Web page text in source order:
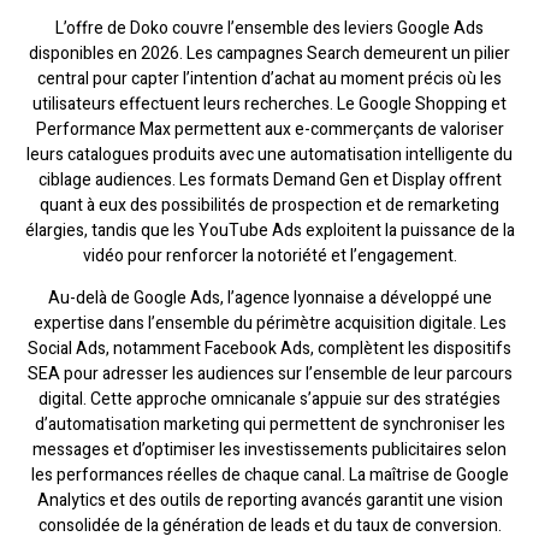
L’offre de Doko couvre l’ensemble des leviers Google Ads
disponibles en 2026. Les campagnes Search demeurent un pilier
central pour capter l’intention d’achat au moment précis où les
utilisateurs effectuent leurs recherches. Le Google Shopping et
Performance Max permettent aux e-commerçants de valoriser
leurs catalogues produits avec une automatisation intelligente du
ciblage audiences. Les formats Demand Gen et Display offrent
quant à eux des possibilités de prospection et de remarketing
élargies, tandis que les YouTube Ads exploitent la puissance de la
vidéo pour renforcer la notoriété et l’engagement.
Au-delà de Google Ads, l’agence lyonnaise a développé une
expertise dans l’ensemble du périmètre acquisition digitale. Les
Social Ads, notamment Facebook Ads, complètent les dispositifs
SEA pour adresser les audiences sur l’ensemble de leur parcours
digital. Cette approche omnicanale s’appuie sur des stratégies
d’automatisation marketing qui permettent de synchroniser les
messages et d’optimiser les investissements publicitaires selon
les performances réelles de chaque canal. La maîtrise de Google
Analytics et des outils de reporting avancés garantit une vision
consolidée de la génération de leads et du taux de conversion.